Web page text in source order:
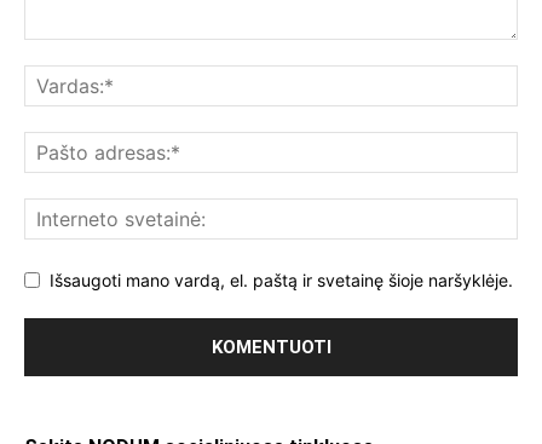
Išsaugoti mano vardą, el. paštą ir svetainę šioje naršyklėje.